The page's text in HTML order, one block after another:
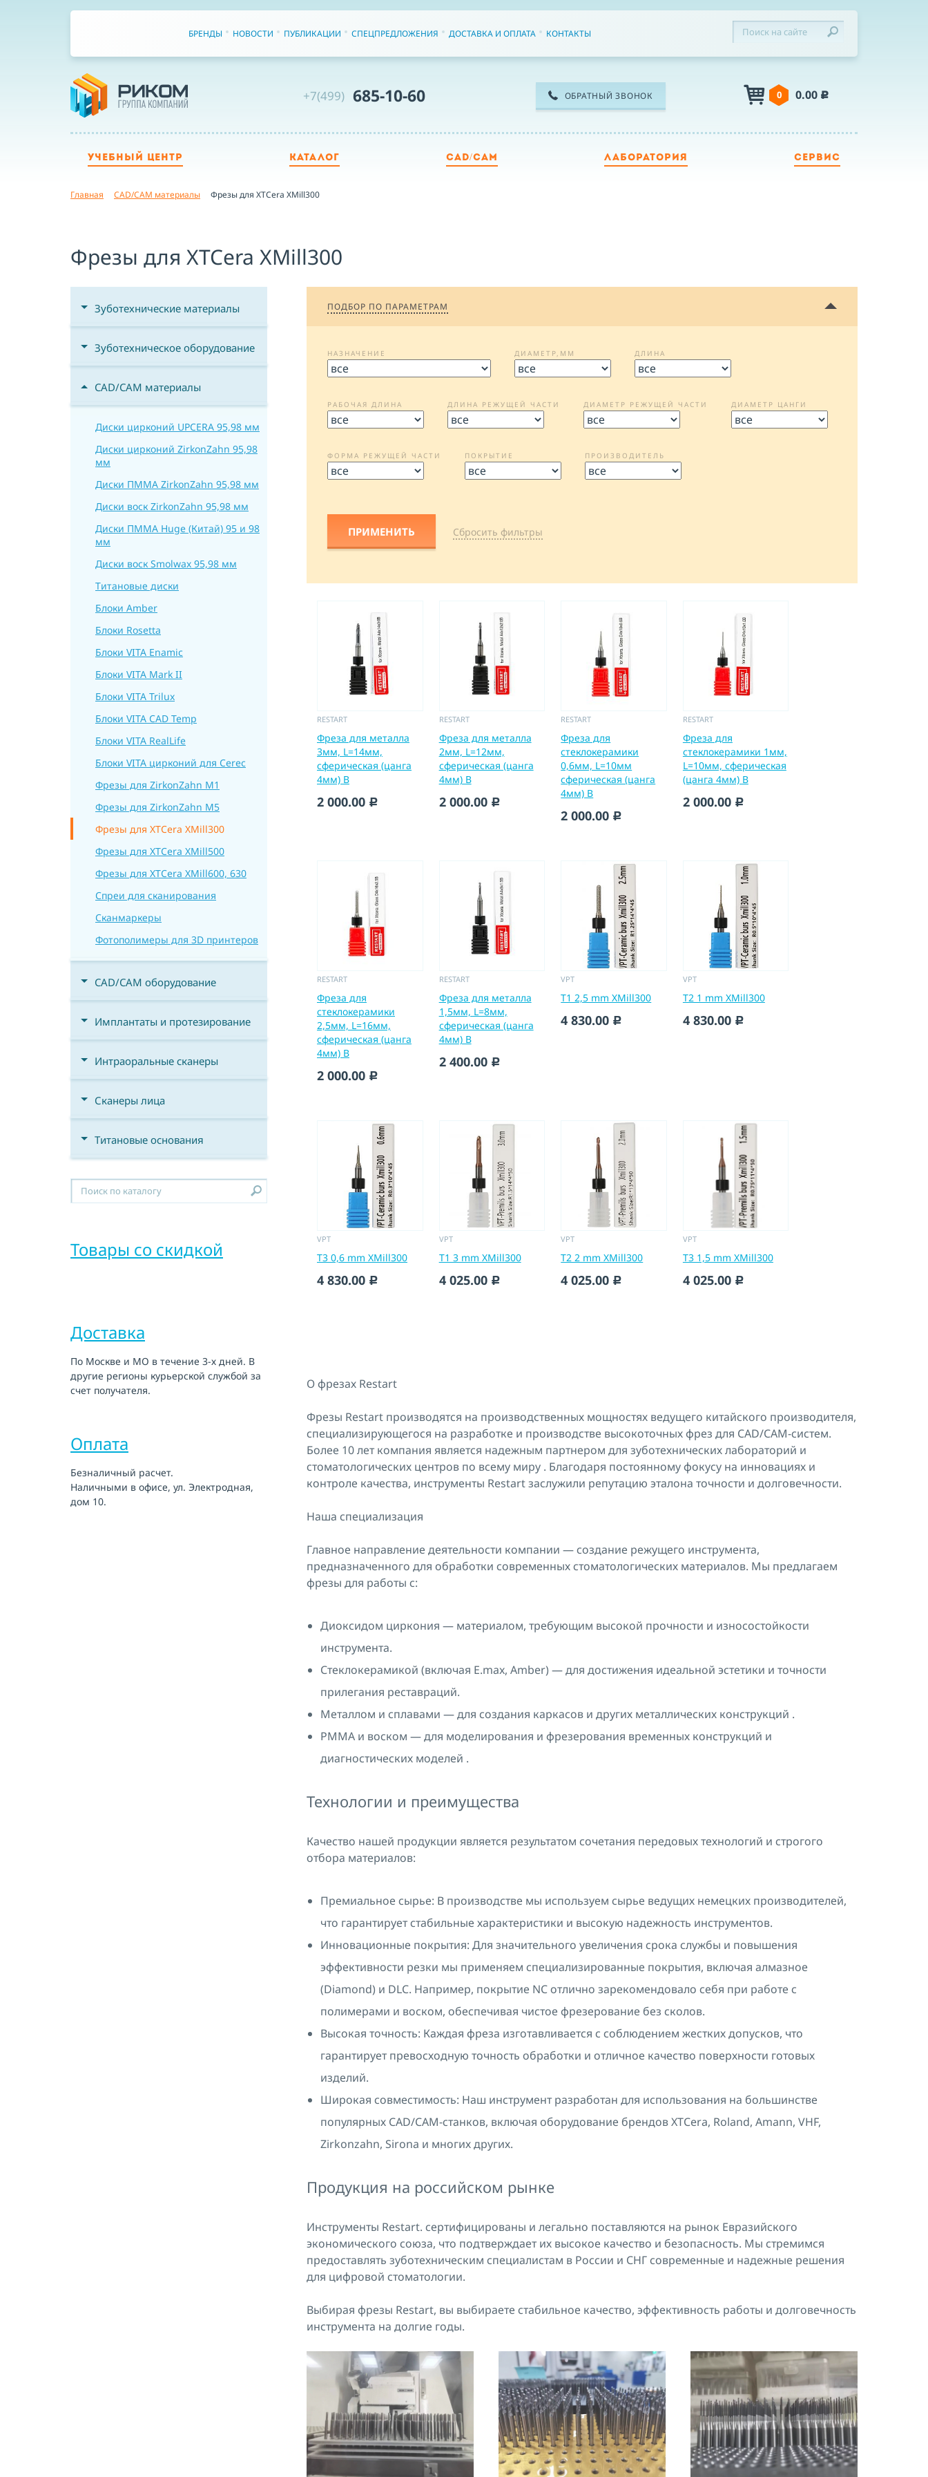
БРЕНДЫ НОВОСТИ ПУБЛИКАЦИИ СПЕЦПРЕДЛОЖЕНИЯ ДОСТАВКА И ОПЛАТА КОНТАКТЫ
+7(499) 685-10-60 ОБРАТНЫЙ ЗВОНОК 0 0.00 c
УЧЕБНЫЙ ЦЕНТР КАТАЛОГ CAD/CAM ЛАБОРАТОРИЯ СЕРВИС
Главная CAD/CAM материалы Фрезы для XTCera XMill300
Фрезы для XTCera XMill300
Зуботехнические материалы
Зуботехническое оборудование
CAD/CAM материалы
Диски цирконий UPCERA 95,98 мм
Диски цирконий ZirkonZahn 95,98
мм
Диски ПММА ZirkonZahn 95,98 мм
Диски воск ZirkonZahn 95,98 мм
Диски ПММА Huge (Китай) 95 и 98
мм
Диски воск Smolwax 95,98 мм
Титановые диски
Блоки Amber
Блоки Rosetta
Блоки VITA Enamic
Блоки VITA Mark II
Блоки VITA Trilux
Блоки VITA CAD Temp
Блоки VITA RealLife
Блоки VITA цирконий для Cerec
Фрезы для ZirkonZahn M1
Фрезы для ZirkonZahn M5
Фрезы для XTCera XMill300
Фрезы для XTCera XMill500
Фрезы для XTCera XMill600, 630
Спреи для сканирования
Сканмаркеры
Фотополимеры для 3D принтеров
CAD/CAM оборудование
Имплантаты и протезирование
Интраоральные сканеры
Сканеры лица
Титановые основания
Товары со скидкой
Доставка
По Москве и МО в течение 3-х дней. В
другие регионы курьерской службой за
счет получателя.
Оплата
Безналичный расчет.
Наличными в офисе, ул. Электродная,
дом 10.
ПОДБОР ПО ПАРАМЕТРАМ
НАЗНАЧЕНИЕ ДИАМЕТР,ММ ДЛИНА
РАБОЧАЯ ДЛИНА ДЛИНА РЕЖУЩЕЙ ЧАСТИ ДИАМЕТР РЕЖУЩЕЙ ЧАСТИ ДИАМЕТР ЦАНГИ
ФОРМА РЕЖУЩЕЙ ЧАСТИ ПОКРЫТИЕ ПРОИЗВОДИТЕЛЬ
Cбросить фильтры
RESTART
Фреза для металла
3мм, L=14мм,
сферическая (цанга
4мм) B
2 000.00 c
RESTART
Фреза для металла
2мм, L=12мм,
сферическая (цанга
4мм) B
2 000.00 c
RESTART
Фреза для
стеклокерамики
0,6мм, L=10мм
сферическая (цанга
4мм) B
2 000.00 c
RESTART
Фреза для
стеклокерамики 1мм,
L=10мм, сферическая
(цанга 4мм) B
2 000.00 c
RESTART
Фреза для
стеклокерамики
2,5мм, L=16мм,
сферическая (цанга
4мм) B
2 000.00 c
RESTART
Фреза для металла
1,5мм, L=8мм,
сферическая (цанга
4мм) B
2 400.00 c
VPT
T1 2,5 mm XMill300
4 830.00 c
VPT
T2 1 mm XMill300
4 830.00 c
VPT
T3 0,6 mm XMill300
4 830.00 c
VPT
T1 3 mm XMill300
4 025.00 c
VPT
T2 2 mm XMill300
4 025.00 c
VPT
T3 1,5 mm XMill300
4 025.00 c
О фрезах Restart
Фрезы Restart производятся на производственных мощностях ведущего китайского производителя,
специализирующегося на разработке и производстве высокоточных фрез для CAD/CAM-систем.
Более 10 лет компания является надежным партнером для зуботехнических лабораторий и
стоматологических центров по всему миру . Благодаря постоянному фокусу на инновациях и
контроле качества, инструменты Restart заслужили репутацию эталона точности и долговечности.
Наша специализация
Главное направление деятельности компании — создание режущего инструмента,
предназначенного для обработки современных стоматологических материалов. Мы предлагаем
фрезы для работы с:
Диоксидом циркония — материалом, требующим высокой прочности и износостойкости
инструмента.
Стеклокерамикой (включая E.max, Amber) — для достижения идеальной эстетики и точности
прилегания реставраций.
Металлом и сплавами — для создания каркасов и других металлических конструкций .
PMMA и воском — для моделирования и фрезерования временных конструкций и
диагностических моделей .
Технологии и преимущества
Качество нашей продукции является результатом сочетания передовых технологий и строгого
отбора материалов:
Премиальное сырье: В производстве мы используем сырье ведущих немецких производителей,
что гарантирует стабильные характеристики и высокую надежность инструментов.
Инновационные покрытия: Для значительного увеличения срока службы и повышения
эффективности резки мы применяем специализированные покрытия, включая алмазное
(Diamond) и DLC. Например, покрытие NC отлично зарекомендовало себя при работе с
полимерами и воском, обеспечивая чистое фрезерование без сколов.
Высокая точность: Каждая фреза изготавливается с соблюдением жестких допусков, что
гарантирует превосходную точность обработки и отличное качество поверхности готовых
изделий.
Широкая совместимость: Наш инструмент разработан для использования на большинстве
популярных CAD/CAM-станков, включая оборудование брендов XTCera, Roland, Amann, VHF,
Zirkonzahn, Sirona и многих других.
Продукция на российском рынке
Инструменты Restart. сертифицированы и легально поставляются на рынок Евразийского
экономического союза, что подтверждает их высокое качество и безопасность. Мы стремимся
предоставлять зуботехническим специалистам в России и СНГ современные и надежные решения
для цифровой стоматологии.
Выбирая фрезы Restart, вы выбираете стабильное качество, эффективность работы и долговечность
инструмента на долгие годы.